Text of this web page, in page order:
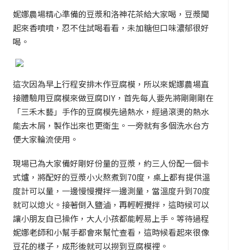
妮娜農場精心準備的豆漿和洛神花茶給大家喝，豆漿聞
起來香噴噴，忍不住試喝看看，未加糖但口味濃郁很好
喝。
這次因為早上行程安排木作豆腐模，所以來妮娜農場直
接體驗用豆腐模來做豆腐DIY，首先每人要先將剛剛剛在
「三禾木藝」手作的豆腐模先過熱水，經過滾燙的熱水
能去木屑，製作出來也更衛生。一旁就有多個洗水台方
便大家輪流使用。
現場已為大家備好剛好份量的豆漿，約三人份配一個卡
式爐，將配好的豆漿小火熬煮到70度，桌上都有提供溫
度計可以量，一邊慢慢攪拌一邊測量，當溫度升到70度
就可以熄火。接著倒入鹽滷，再輕輕攪拌，這時候可以
讓小朋友自已操作，大人小孩都能輕易上手。等待過程
妮娜老師和小幫手都會來幫忙查看，這時候看起來很像
豆花的樣子，成形後就可以撈到豆腐模裡。